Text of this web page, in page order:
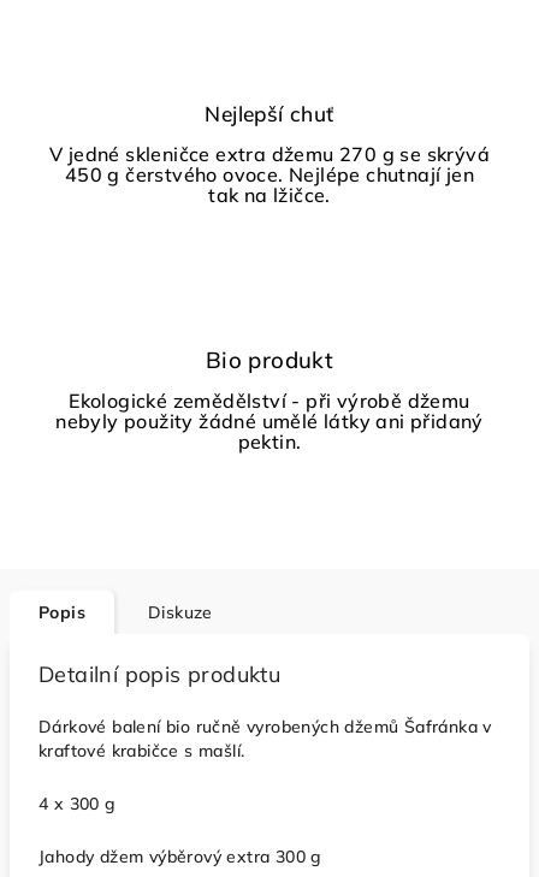
Nejlepší chuť
V jedné skleničce extra džemu 270 g se skrývá
450 g čerstvého ovoce. Nejlépe chutnají jen
tak na lžičce.
Bio produkt
Ekologické zemědělství - při výrobě džemu
nebyly použity žádné umělé látky ani přidaný
pektin.
Popis Diskuze
Detailní popis produktu
Dárkové balení bio ručně vyrobených džemů Šafránka v
kraftové krabičce s mašlí.
4 x 300 g
Jahody džem výběrový extra 300 g